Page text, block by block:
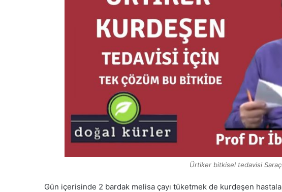
Ürtiker bitkisel tedavisi
Gün içerisinde 2 bardak melisa çayı tüketmek de kurdeşen